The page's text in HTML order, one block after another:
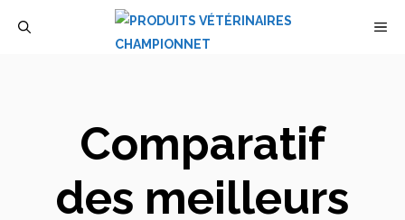
Comparatif
des meilleurs